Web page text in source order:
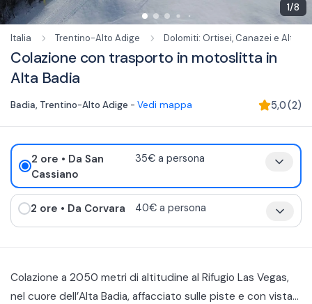
1/8
Italia Trentino-Alto Adige Dolomiti: Ortisei, Canazei e Alto
Colazione con trasporto in motoslitta in
Alta Badia
Badia, Trentino-Alto Adige - Vedi mappa 5,0(2)
2 ore • Da San
Cassiano
35€ a persona
2 ore • Da Corvara 40€ a persona
Colazione a 2050 metri di altitudine al Rifugio Las Vegas,
nel cuore dell’Alta Badia, affacciato sulle piste e con vista